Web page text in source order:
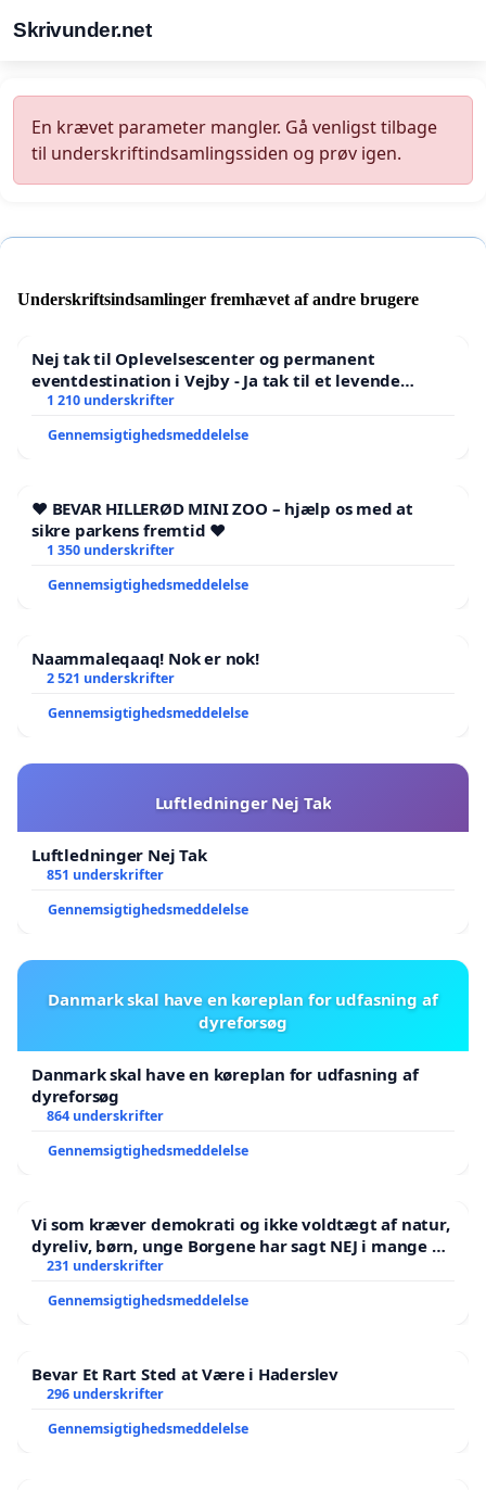
Skrivunder.net
En krævet parameter mangler. Gå venligst tilbage
til underskriftindsamlingssiden og prøv igen.
Underskriftsindsamlinger fremhævet af andre brugere
Nej tak til Oplevelsescenter og permanent
eventdestination i Vejby - Ja tak til et levende
lokalområde i balance
1 210 underskrifter
Gennemsigtighedsmeddelelse
❤️ BEVAR HILLERØD MINI ZOO – hjælp os med at
sikre parkens fremtid ❤️
1 350 underskrifter
Gennemsigtighedsmeddelelse
Naammaleqaaq! Nok er nok!
2 521 underskrifter
Gennemsigtighedsmeddelelse
Luftledninger Nej Tak
Luftledninger Nej Tak
851 underskrifter
Gennemsigtighedsmeddelelse
Danmark skal have en køreplan for udfasning af
dyreforsøg
Danmark skal have en køreplan for udfasning af
dyreforsøg
864 underskrifter
Gennemsigtighedsmeddelelse
Vi som kræver demokrati og ikke voldtægt af natur,
dyreliv, børn, unge Borgene har sagt NEJ i mange år.
Der er
231 underskrifter
Gennemsigtighedsmeddelelse
Bevar Et Rart Sted at Være i Haderslev
296 underskrifter
Gennemsigtighedsmeddelelse